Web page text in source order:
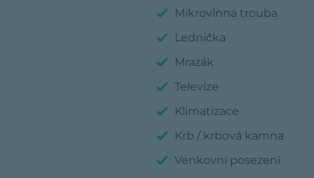
Mikrovlnná trouba
Lednička
Mrazák
Televize
Klimatizace
Krb / krbová kamna
Venkovní posezení